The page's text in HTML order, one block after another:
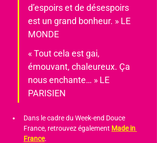
d’espoirs et de désespoirs
est un grand bonheur. » LE
MONDE
« Tout cela est gai,
émouvant, chaleureux. Ça
nous enchante… » LE
PARISIEN
Dans le cadre du Week-end Douce
France, retrouvez également Made in
France.